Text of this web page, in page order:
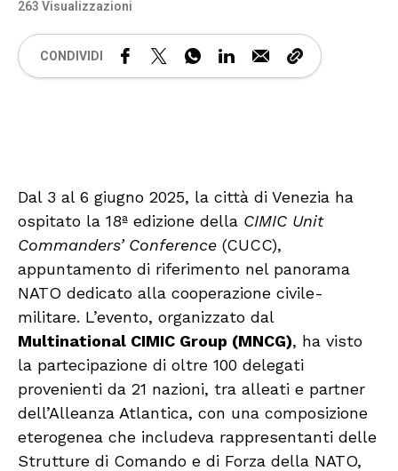
263 Visualizzazioni
CONDIVIDI
Dal 3 al 6 giugno 2025, la città di Venezia ha
ospitato la 18ª edizione della CIMIC Unit
Commanders’ Conference (CUCC),
appuntamento di riferimento nel panorama
NATO dedicato alla cooperazione civile-
militare. L’evento, organizzato dal
Multinational CIMIC Group (MNCG), ha visto
la partecipazione di oltre 100 delegati
provenienti da 21 nazioni, tra alleati e partner
dell’Alleanza Atlantica, con una composizione
eterogenea che includeva rappresentanti delle
Strutture di Comando e di Forza della NATO,